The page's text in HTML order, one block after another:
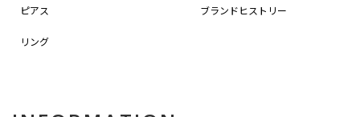
ピアス
リング
ブランドヒストリー